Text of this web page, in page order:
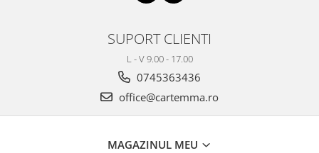
SUPORT CLIENTI
L - V 9.00 - 17.00
0745363436
office@cartemma.ro
MAGAZINUL MEU